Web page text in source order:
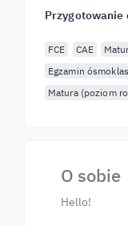
Przygotowanie
FCE CAE
Egzamin
Matura (poziom
O sobie
Hello!